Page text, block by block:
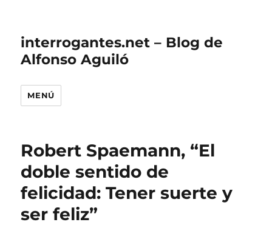
interrogantes.net – Blog de
Alfonso Aguiló
MENÚ
Robert Spaemann, “El
doble sentido de
felicidad: Tener suerte y
ser feliz”